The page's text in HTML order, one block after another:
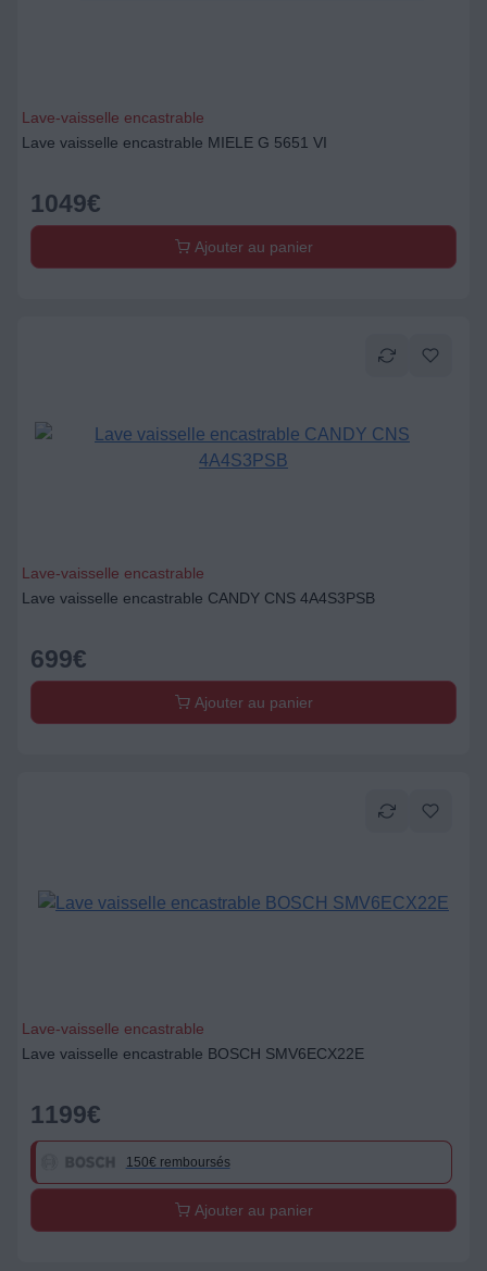
Lave-vaisselle encastrable
Lave vaisselle encastrable MIELE G 5651 VI
1049€
Ajouter au panier
Lave-vaisselle encastrable
Lave vaisselle encastrable CANDY CNS 4A4S3PSB
699€
Ajouter au panier
Lave-vaisselle encastrable
Lave vaisselle encastrable BOSCH SMV6ECX22E
1199€
150€ remboursés
Ajouter au panier